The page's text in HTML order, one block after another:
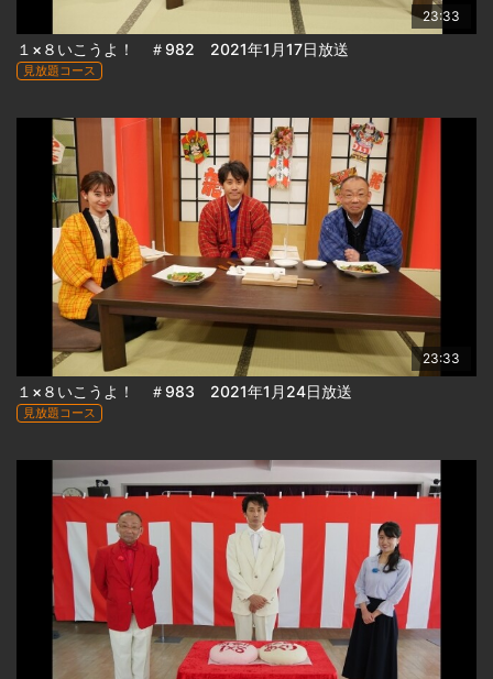
23:33
１×８いこうよ！ ＃982 2021年1月17日放送
見放題コース
23:33
１×８いこうよ！ ＃983 2021年1月24日放送
見放題コース